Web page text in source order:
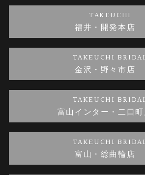
婚約ネックレス
金・プラチナのお取引
ブランドリスト
金澤指輪工房｜手作りペアリング
金澤指輪工房｜手作り結婚指輪 and 婚約指輪
金澤指輪工房｜手作り婚約指輪プロポーズプ
お客様の声
プライバシーポリシー
TAKEUCHI
福井・開発本店
TAKEUCHI
金沢・野々市店
TAKEUCHI
富山インター・二口
TAKEUCHI
富山・総曲輪店